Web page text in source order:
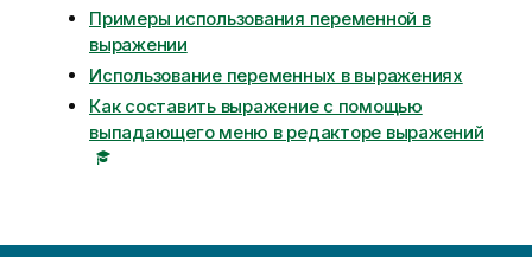
Примеры использования переменной в
выражении
Использование переменных в выражениях
Как составить выражение с помощью
выпадающего меню в редакторе выражений